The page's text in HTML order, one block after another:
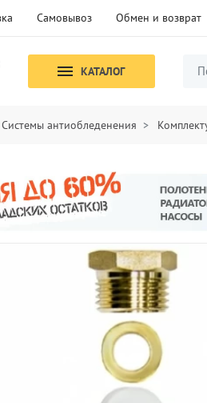
Самовывоз Обмен и возврат
КАТАЛОГ
Системы антиобледенения